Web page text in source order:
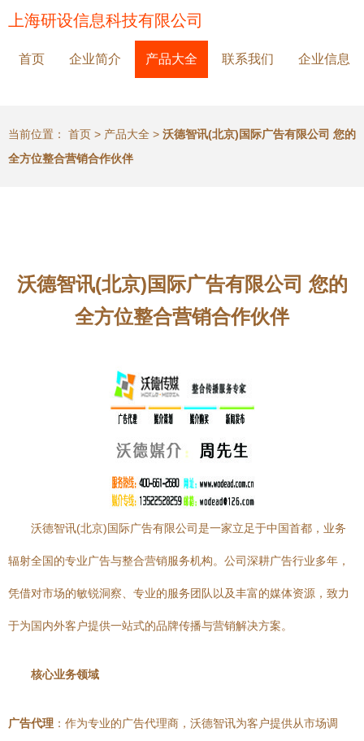
上海研设信息科技有限公司
首页 企业简介 产品大全 联系我们 企业信息
当前位置： 首页 > 产品大全 > 沃德智讯(北京)国际广告有限公司 您的
全方位整合营销合作伙伴
沃德智讯(北京)国际广告有限公司 您的
全方位整合营销合作伙伴
沃德智讯(北京)国际广告有限公司是一家立足于中国首都，业务
辐射全国的专业广告与整合营销服务机构。公司深耕广告行业多年，
凭借对市场的敏锐洞察、专业的服务团队以及丰富的媒体资源，致力
于为国内外客户提供一站式的品牌传播与营销解决方案。
核心业务领域
广告代理 ：作为专业的广告代理商，沃德智讯为客户提供从市场调